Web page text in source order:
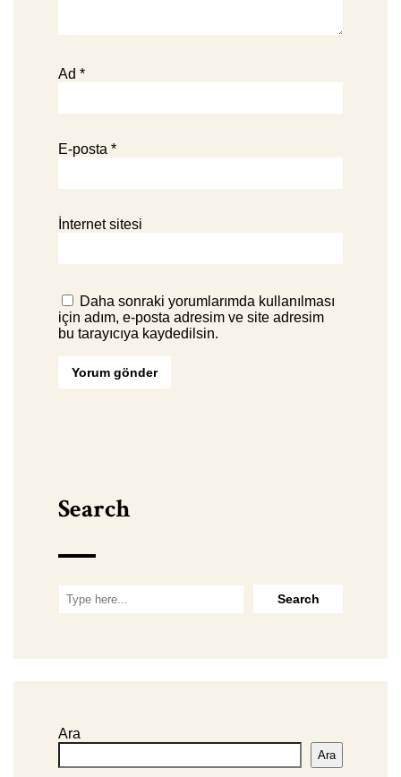
Ad *
E-posta *
İnternet sitesi
Daha sonraki yorumlarımda kullanılması
için adım, e-posta adresim ve site adresim
bu tarayıcıya kaydedilsin.
Search
Ara
Ara